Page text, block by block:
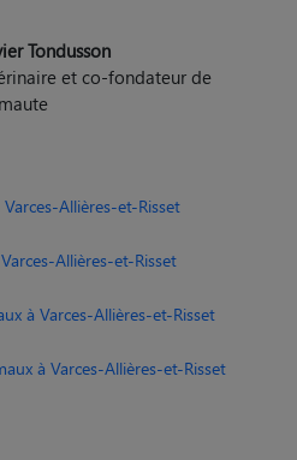
Tondusson
et co-fondateur de
Allières-et-Risset
Allières-et-Risset
à Varces-Allières-et-Risset
à Varces-Allières-et-Risset